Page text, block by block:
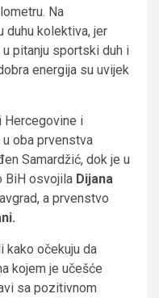
Na
duhu kolektiva, jer
pitanju sportski duh i
energija su uvijek
Hercegovine i
oba prvenstva
Samardžić, dok je u
BiH osvojila Dijana
a prvenstvo
.
kako očekuju da
kojem je učešće
sa pozitivnom